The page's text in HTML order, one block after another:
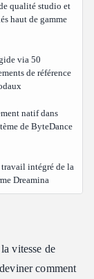
qualité studio et
haut de gamme
via 50
de référence
natif dans
de ByteDance
intégré de la
Dreamina
vitesse de
comment